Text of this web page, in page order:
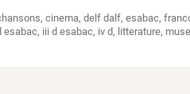
,cinema,delf dalf,esabac,
esabac, iii d esabac, iv d, litterature,